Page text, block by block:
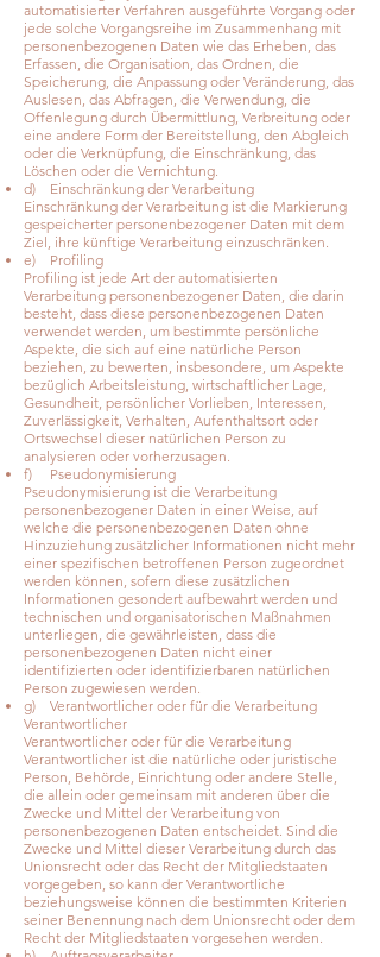
automatisierter Verfahren ausgeführte Vorgang oder
jede solche Vorgangsreihe im Zusammenhang mit
personenbezogenen Daten wie das Erheben, das
Erfassen, die Organisation, das Ordnen, die
Speicherung, die Anpassung oder Veränderung, das
Auslesen, das Abfragen, die Verwendung, die
Offenlegung durch Übermittlung, Verbreitung oder
eine andere Form der Bereitstellung, den Abgleich
oder die Verknüpfung, die Einschränkung, das
Löschen oder die Vernichtung.
d) Einschränkung der Verarbeitung
Einschränkung der Verarbeitung ist die Markierung
gespeicherter personenbezogener Daten mit dem
Ziel, ihre künftige Verarbeitung einzuschränken.
e) Profiling
Profiling ist jede Art der automatisierten
Verarbeitung personenbezogener Daten, die darin
besteht, dass diese personenbezogenen Daten
verwendet werden, um bestimmte persönliche
Aspekte, die sich auf eine natürliche Person
beziehen, zu bewerten, insbesondere, um Aspekte
bezüglich Arbeitsleistung, wirtschaftlicher Lage,
Gesundheit, persönlicher Vorlieben, Interessen,
Zuverlässigkeit, Verhalten, Aufenthaltsort oder
Ortswechsel dieser natürlichen Person zu
analysieren oder vorherzusagen.
f) Pseudonymisierung
Pseudonymisierung ist die Verarbeitung
personenbezogener Daten in einer Weise, auf
welche die personenbezogenen Daten ohne
Hinzuziehung zusätzlicher Informationen nicht mehr
einer spezifischen betroffenen Person zugeordnet
werden können, sofern diese zusätzlichen
Informationen gesondert aufbewahrt werden und
technischen und organisatorischen Maßnahmen
unterliegen, die gewährleisten, dass die
personenbezogenen Daten nicht einer
identifizierten oder identifizierbaren natürlichen
Person zugewiesen werden.
g) Verantwortlicher oder für die Verarbeitung
Verantwortlicher
Verantwortlicher oder für die Verarbeitung
Verantwortlicher ist die natürliche oder juristische
Person, Behörde, Einrichtung oder andere Stelle,
die allein oder gemeinsam mit anderen über die
Zwecke und Mittel der Verarbeitung von
personenbezogenen Daten entscheidet. Sind die
Zwecke und Mittel dieser Verarbeitung durch das
Unionsrecht oder das Recht der Mitgliedstaaten
vorgegeben, so kann der Verantwortliche
beziehungsweise können die bestimmten Kriterien
seiner Benennung nach dem Unionsrecht oder dem
Recht der Mitgliedstaaten vorgesehen werden.